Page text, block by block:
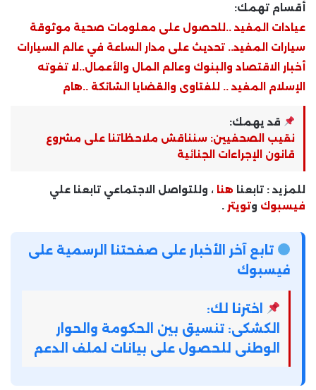
أقسام تهمك:
عيادات المفيد ..للحصول على معلومات صحية موثوقة
سيارات المفيد.. تحديث على مدار الساعة في عالم السيارات
أخبار الاقتصاد والبنوك وعالم المال والأعمال..لا تفوته
الإسلام المفيد .. للفتاوى والقضايا الشائكة ..هام
قد يهمك:
نقيب الصحفيين: سنناقش ملاحظاتنا على مشروع
قانون الإجراءات الجنائية
للمزيد : تابعنا هنا ، وللتواصل الاجتماعي تابعنا علي
فيسبوك وتويتر .
تابع آخر الأخبار على صفحتنا الرسمية على
فيسبوك
اخترنا لك:
الكشكى: تنسيق بين الحكومة والحوار
الوطنى للحصول على بيانات لملف الدعم